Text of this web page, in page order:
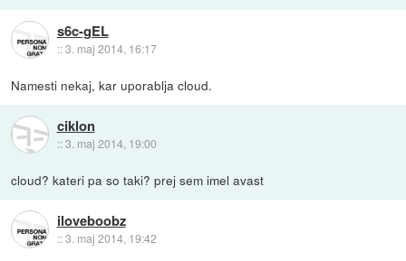
s6c-gEL
::3. maj 2014, 16:17
Namesti nekaj, kar uporablja cloud.
ciklon
::3. maj 2014, 19:00
cloud? kateri pa so taki? prej sem imel avast
iloveboobz
::3. maj 2014, 19:42